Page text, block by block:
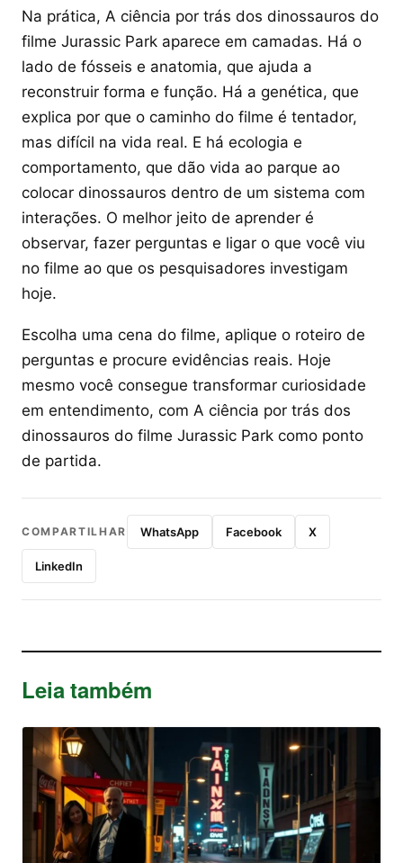
Na prática, A ciência por trás dos dinossauros do
filme Jurassic Park aparece em camadas. Há o
lado de fósseis e anatomia, que ajuda a
reconstruir forma e função. Há a genética, que
explica por que o caminho do filme é tentador,
mas difícil na vida real. E há ecologia e
comportamento, que dão vida ao parque ao
colocar dinossauros dentro de um sistema com
interações. O melhor jeito de aprender é
observar, fazer perguntas e ligar o que você viu
no filme ao que os pesquisadores investigam
hoje.
Escolha uma cena do filme, aplique o roteiro de
perguntas e procure evidências reais. Hoje
mesmo você consegue transformar curiosidade
em entendimento, com A ciência por trás dos
dinossauros do filme Jurassic Park como ponto
de partida.
COMPARTILHAR WhatsApp Facebook X
LinkedIn
Leia também